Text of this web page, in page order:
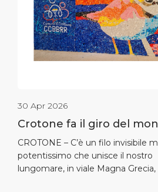
30 Apr 2026
Crotone fa il giro del
murales di tappi
guru della sostenibilità
Bentley
CROTONE – C’è un filo invisibile
potentissimo che unisce il nostro
lungomare, in viale Magna